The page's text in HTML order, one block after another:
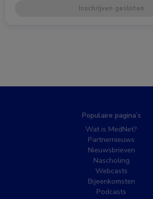
Inschrijven gesloten
Populaire pagina’s
Wat is MedNet?
Partnernieuws
Nieuwsbrieven
Nascholing
Webcasts
Bijeenkomsten
Podcasts